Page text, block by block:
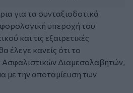
για τα συνταξιοδοτικά
υπεροχή του
και τις εξαιρετικές
έλεγε κανείς ότι το
Ασφαλιστικών Διαμεσολαβητών,
με την αποταμίευση των